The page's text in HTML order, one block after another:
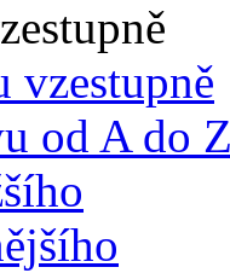
vzestupně
od A do